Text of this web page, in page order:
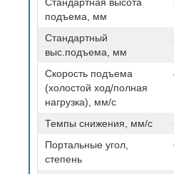
Стандартная высота
подъема, мм
Стандартный
выс.подъема, мм
Скорость подъема
(холостой ход/полная
нагрузка), мм/с
Темпы снижения, мм/с
Портальные угол,
степень